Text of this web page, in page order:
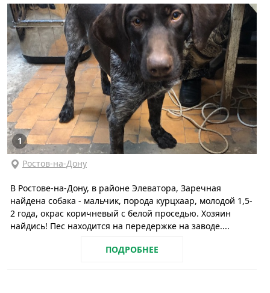
1
Ростов-на-Дону
В Ростове-на-Дону, в районе Элеватора, Заречная
найдена собака - мальчик, порода курцхаар, молодой 1,5-
2 года, окрас коричневый с белой проседью. Хозяин
найдись! Пес находится на передержке на заводе....
ПОДРОБНЕЕ